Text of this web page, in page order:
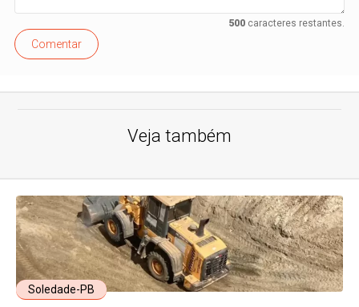
500caracteres restantes.
Comentar
Veja também
Soledade-PB